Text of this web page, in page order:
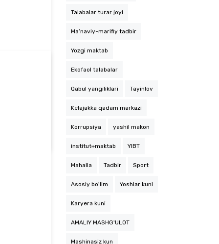
Talabalar turar joyi
Ma’naviy-marifiy tadbir
Yozgi maktab
Ekofaol talabalar
Qabul yangiliklari Tayinlov
Kelajakka qadam markazi
Korrupsiya yashil makon
institut+maktab YIBT
Mahalla Tadbir Sport
Asosiy bo'lim Yoshlar kuni
Karyera kuni
AMALIY MASHG'ULOT
Mashinasiz kun